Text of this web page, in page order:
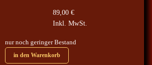
n
n
89,00 €
Inkl. MwSt.
nur noch geringer Bestand
in den Warenkorb